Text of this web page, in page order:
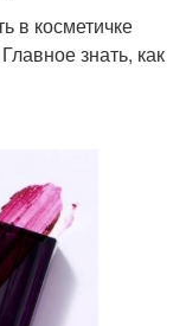
в косметичке
знать, как